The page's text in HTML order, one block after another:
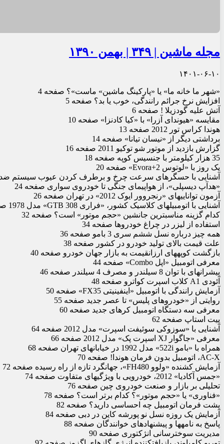
مجله ماشین | ۳۴۹ | بهمن ۱۳۹۰
۱۴۰۱-۰۶-۱۰
«شهر ما خانه ما» یا «پارکینگ ماشین» ماست»؟ صفحه 4
افزایش نرخ جرائم رانندگی، خوب یا بد؟ صفحه 5
آتش علیه گودزیلا ! صفحه 6
مقایسه «هیوندای آزرا» با «کیا کادنزا» صفحه 10
هوندا کراس تور 2012 صفحه 13
برداشتی دیگر از «نیسان تیانا» صفحه 14
گزارش بازدید از موتور شو توکیو 2011 صفحه 16
35 هزار کیلومتر با جنسیس کوپه صفحه 18
یک روز با «لوتوس Evora+2» صفحه 20
آشنایی با حسگرهای سرعت چرخ و برطرف کردن عیوب سیستم ضد
«هدآپ دیسپلی»، از هواپیمای جنگی تا خودروی سواری صفحه 24
آزمون توانایی‏های «رنجروور ایوک 2012» در تهران صفحه 26
آشنایی با اتومبیل‏های کلاسیک کشور، «فراری 308 GTB» مدل 1978 صفحه 30
کدام گزینه مناسب‏ترین جانشین «حجم موتور» است؟ صفحه 32
استفاده از لیزر در چراغ خودروها صفحه 34
همه چیز درباره نسل ششم سری 3 ب‏ام‏و صفحه 36
علت قیمت بالای تولید خودرو در کشور صفحه 38
بازگشت کوپه‏های ارزان‏قیمت به بازار جهان خودرو صفحه 40
معرفی اتومبیل «اپل Combo» صفحه 44
پیشرانه‏ای با توان 8 سیلندر و مصرف 4 سیلندر صفحه 46
آئودی A1 کلاب اسپرت کواترو صفحه 48
آزمایش رانندگی با اتومبیل «اینفینیتی FX35» صفحه 50
روایتی از «خودروهای پلیس» تا عصر جدید صفحه 55
معرفی سه دستگاه اتومبیل کره‏ای جدید صفحه 60
پیت استاپ صفحه 62
آشنایی با «سوزوکی سوئیفت اسپرت» مدل 2012 صفحه 64
معرفی «جاگوار XJ اسپرت پک» مدل 2012 صفحه 66
همراه با «ب‏ام‏و 522i» مدل 1992 در خیابان‏های تهران صفحه 68
AC-X، اتومبیل بدون فرمان هوندا! صفحه 70
آزمایش کشنده «ولوو FH480»، جهانگرد تازه از راه رسیده صفحه 72
«جمس آکادیا» 2012، خودرویی با ویژگی‏های متفاوت صفحه 74
تحلیلی بر بازار و صنعت خودروی چین صفحه 76
«فناوری» یا «حجم موتور»؟ کدام برتر است؟ صفحه 78
پشت فرمان اتومبیل چه احساسی دارید؟ صفحه 82
آزمایش یک روزه نسل نو پورشه کاین در دبی صفحه 84
پاسخ به نامه‏ها و پیشنهادهای خوانندگان صفحه 88
مدیریت سوخت‏رسانی انژکتوری صفحه 90